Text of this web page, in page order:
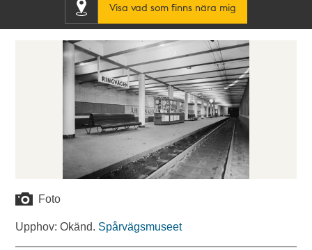
Visa vad som finns nära mig
Foto
Upphov: Okänd. Spårvägsmuseet